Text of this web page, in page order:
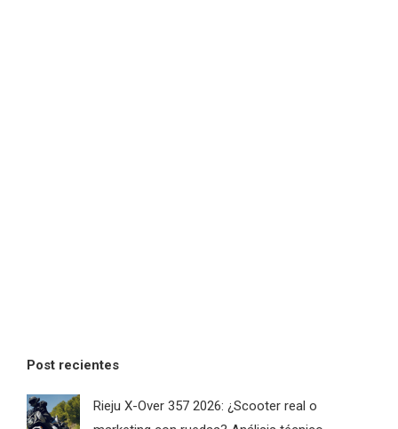
Post recientes
Rieju X-Over 357 2026: ¿Scooter real o